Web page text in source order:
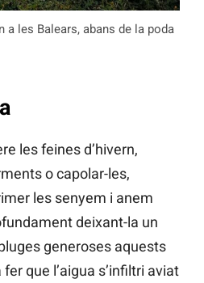
a les Balears, abans de la poda
les feines d’hivern,
o capolar-les,
les senyem i anem
deixant-la un
generoses aquests
que l’aigua s’infiltri aviat